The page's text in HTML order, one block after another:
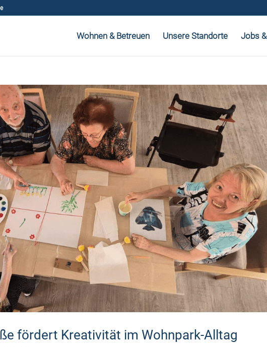
Wohnen & Betreuen Unsere Standorte Jobs
fördert Kreativität im Wohnpark-Alltag